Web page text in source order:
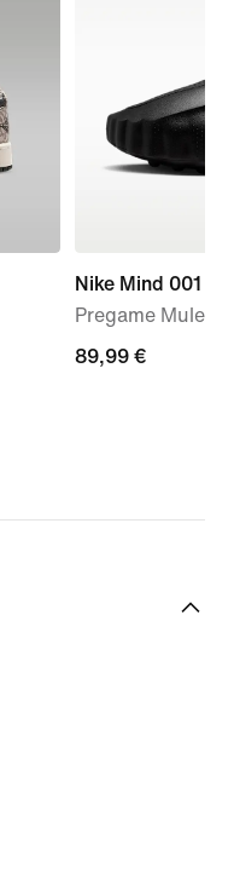
Nike Mind 001
Pregame Mules
89,99 €
89,99 €